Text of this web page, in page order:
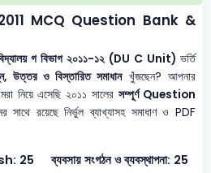
MCQ Question Bank &
গ বিভাগ ২০১১-১২ (DU C Unit) ভর্তি
উত্তর ও বিস্তারিত সমাধানখুঁজছেন? আপনার
নিয়ে এসেছি ২০১১ সালের সম্পূর্ণ Question
সাথে রয়েছে নির্ভুল ব্যাখ্যাসহ সমাধাণ ও PDF
25 ব্যবসায় সংগঠন ও ব্যবস্থাপনা: 25